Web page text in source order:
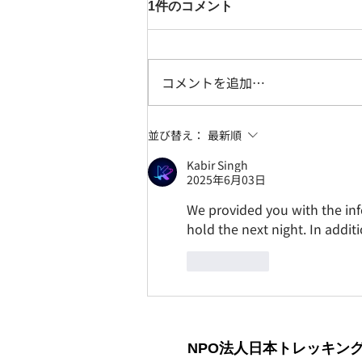
【レポート】ちびっこトレッ
1件のコメント
コメントを追加…
並び替え： 最新順
Kabir Singh
2025年6月03日
We provided you with the
hold the next night. In
NPO法人日本トレッキン